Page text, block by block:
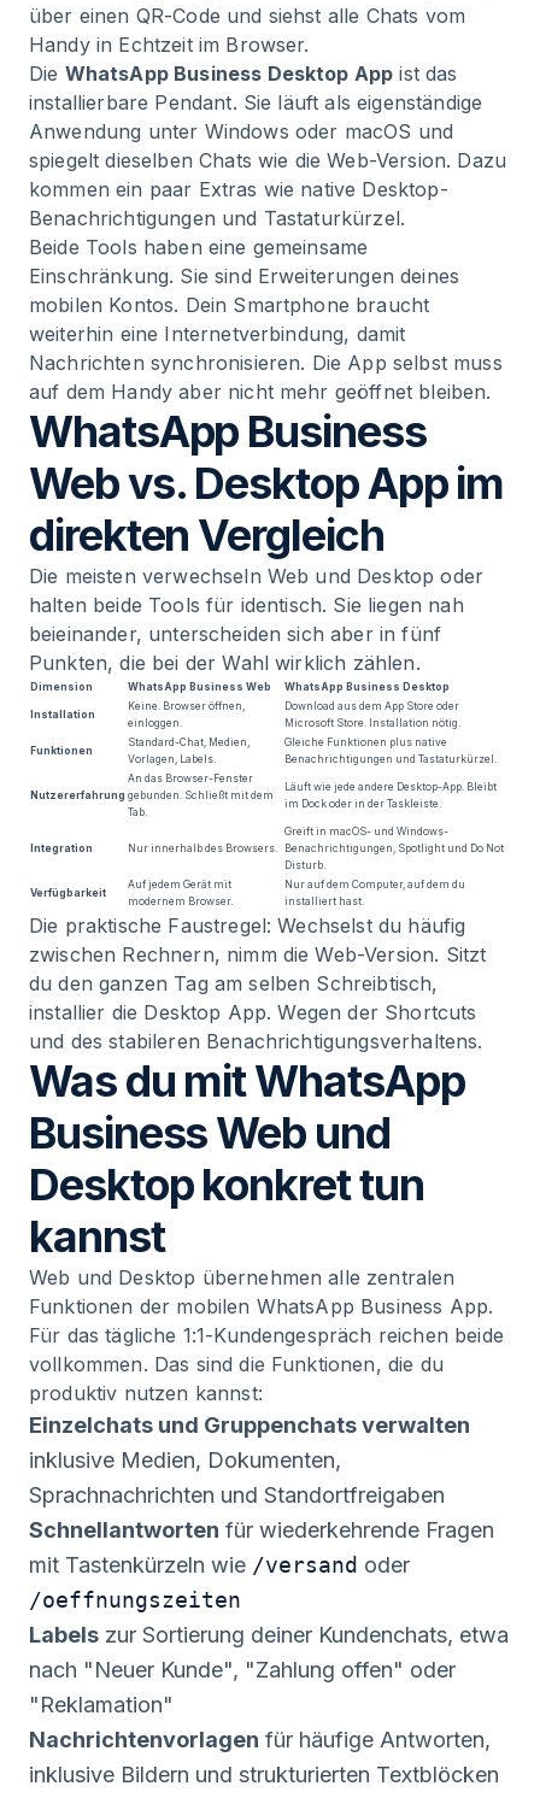
über einen QR-Code und siehst alle Chats vom
Handy in Echtzeit im Browser.
Die WhatsApp Business Desktop App ist das
installierbare Pendant. Sie läuft als eigenständige
Anwendung unter Windows oder macOS und
spiegelt dieselben Chats wie die Web-Version. Dazu
kommen ein paar Extras wie native Desktop-
Benachrichtigungen und Tastaturkürzel.
Beide Tools haben eine gemeinsame
Einschränkung. Sie sind Erweiterungen deines
mobilen Kontos. Dein Smartphone braucht
weiterhin eine Internetverbindung, damit
Nachrichten synchronisieren. Die App selbst muss
auf dem Handy aber nicht mehr geöffnet bleiben.
WhatsApp Business
Web vs. Desktop App im
direkten Vergleich
Die meisten verwechseln Web und Desktop oder
halten beide Tools für identisch. Sie liegen nah
beieinander, unterscheiden sich aber in fünf
Punkten, die bei der Wahl wirklich zählen.
Dimension WhatsApp Business Web WhatsApp Business Desktop
Installation
Keine. Browser öffnen,
einloggen.
Download aus dem App Store oder
Microsoft Store. Installation nötig.
Funktionen
Standard-Chat, Medien,
Vorlagen, Labels.
Gleiche Funktionen plus native
Benachrichtigungen und Tastaturkürzel.
Nutzererfahrung
An das Browser-Fenster
gebunden. Schließt mit dem
Tab.
Läuft wie jede andere Desktop-App. Bleibt
im Dock oder in der Taskleiste.
Integration Nur innerhalb des Browsers.
Greift in macOS- und Windows-
Benachrichtigungen, Spotlight und Do Not
Disturb.
Verfügbarkeit
Auf jedem Gerät mit
modernem Browser.
Nur auf dem Computer, auf dem du
installiert hast.
Die praktische Faustregel: Wechselst du häufig
zwischen Rechnern, nimm die Web-Version. Sitzt
du den ganzen Tag am selben Schreibtisch,
installier die Desktop App. Wegen der Shortcuts
und des stabileren Benachrichtigungsverhaltens.
Was du mit WhatsApp
Business Web und
Desktop konkret tun
kannst
Web und Desktop übernehmen alle zentralen
Funktionen der mobilen WhatsApp Business App.
Für das tägliche 1:1-Kundengespräch reichen beide
vollkommen. Das sind die Funktionen, die du
produktiv nutzen kannst:
Einzelchats und Gruppenchats verwalten
inklusive Medien, Dokumenten,
Sprachnachrichten und Standortfreigaben
Schnellantworten für wiederkehrende Fragen
mit Tastenkürzeln wie /versand oder
/oeffnungszeiten
Labels zur Sortierung deiner Kundenchats, etwa
nach "Neuer Kunde", "Zahlung offen" oder
"Reklamation"
Nachrichtenvorlagen für häufige Antworten,
inklusive Bildern und strukturierten Textblöcken